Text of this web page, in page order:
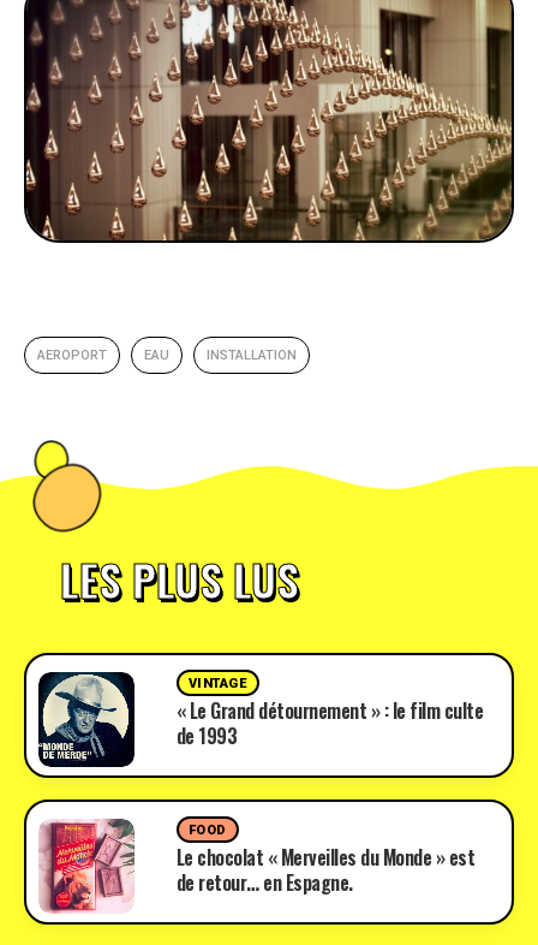
AEROPORT EAU INSTALLATION
LES PLUS LUS
VINTAGE
« Le Grand détournement » : le film culte
de 1993
FOOD
Le chocolat « Merveilles du Monde » est
de retour… en Espagne.